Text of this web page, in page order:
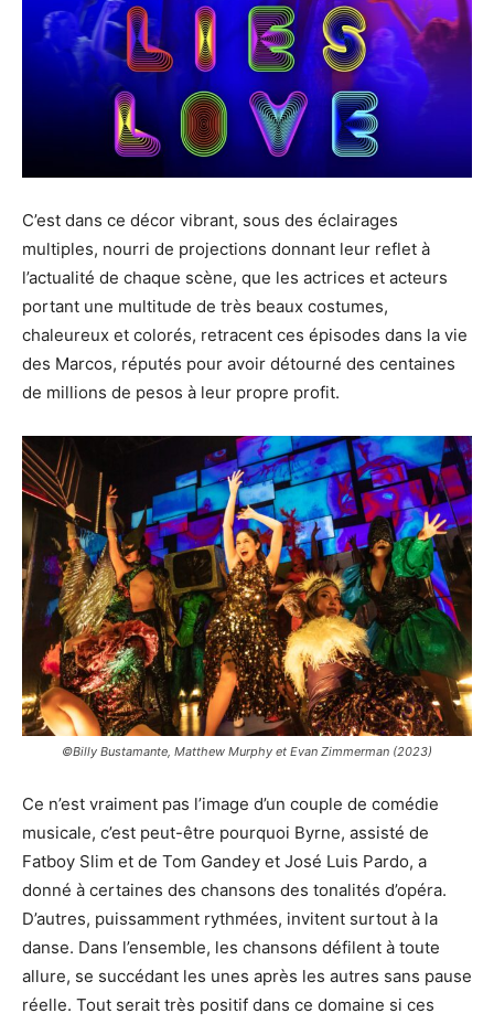
C’est dans ce décor vibrant, sous des éclairages
multiples, nourri de projections donnant leur reflet à
l’actualité de chaque scène, que les actrices et acteurs
portant une multitude de très beaux costumes,
chaleureux et colorés, retracent ces épisodes dans la vie
des Marcos, réputés pour avoir détourné des centaines
de millions de pesos à leur propre profit.
©Billy Bustamante, Matthew Murphy et Evan Zimmerman (2023)
Ce n’est vraiment pas l’image d’un couple de comédie
musicale, c’est peut-être pourquoi Byrne, assisté de
Fatboy Slim et de Tom Gandey et José Luis Pardo, a
donné à certaines des chansons des tonalités d’opéra.
D’autres, puissamment rythmées, invitent surtout à la
danse. Dans l’ensemble, les chansons défilent à toute
allure, se succédant les unes après les autres sans pause
réelle. Tout serait très positif dans ce domaine si ces